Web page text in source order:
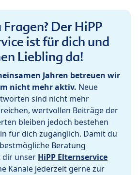
Der HiPP
ist für dich und
Liebling da!
Jahren betreuen wir
nicht mehr aktiv. Neue
sind nicht mehr
wertvollen Beiträge der
bleiben jedoch bestehen
für dich zugänglich. Damit du
Beratung
dir unser HiPP Elternservice
Kanäle jederzeit gerne zur